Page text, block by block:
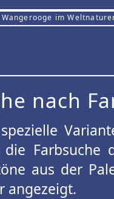
im
nach
Farbsuche
aus der
angezeigt.